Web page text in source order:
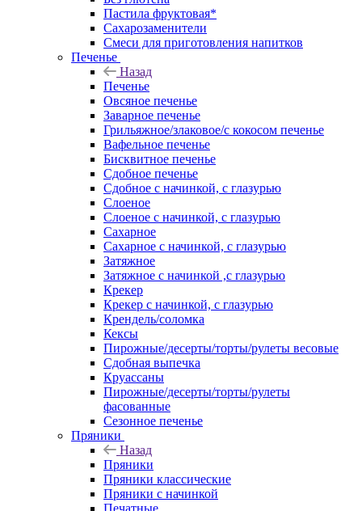
Пастила фруктовая*
Сахарозаменители
Смеси для приготовления напитков
Печенье
Назад
Печенье
Овсяное печенье
Заварное печенье
Грильяжное/злаковое/с кокосом печенье
Вафельное печенье
Бисквитное печенье
Сдобное печенье
Сдобное с начинкой, с глазурью
Слоеное
Слоеное с начинкой, с глазурью
Сахарное
Сахарное с начинкой, с глазурью
Затяжное
Затяжное с начинкой ,с глазурью
Крекер
Крекер с начинкой, с глазурью
Крендель/соломка
Кексы
Пирожные/десерты/торты/рулеты весовые
Сдобная выпечка
Круассаны
Пирожные/десерты/торты/рулеты
фасованные
Сезонное печенье
Пряники
Назад
Пряники
Пряники классические
Пряники с начинкой
Печатные